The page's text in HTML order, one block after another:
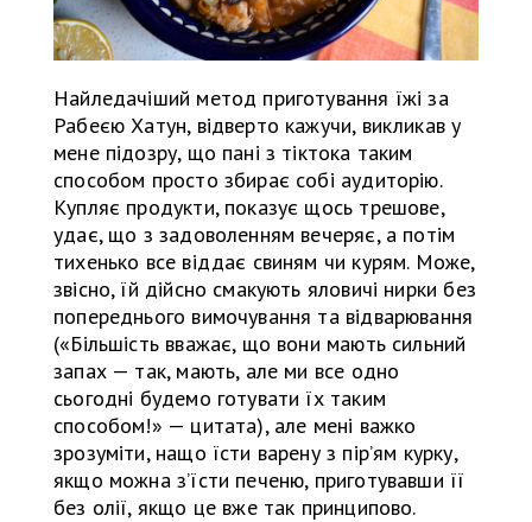
Найледачіший метод приготування їжі за
Рабеєю Хатун, відверто кажучи, викликав у
мене підозру, що пані з тіктока таким
способом просто збирає собі аудиторію.
Купляє продукти, показує щось трешове,
удає, що з задоволенням вечеряє, а потім
тихенько все віддає свиням чи курям. Може,
звісно, їй дійсно смакують яловичі нирки без
попереднього вимочування та відварювання
(«Більшість вважає, що вони мають сильний
запах — так, мають, але ми все одно
сьогодні будемо готувати їх таким
способом!» — цитата), але мені важко
зрозуміти, нащо їсти варену з пір’ям курку,
якщо можна з’їсти печеню, приготувавши її
без олії, якщо це вже так принципово.